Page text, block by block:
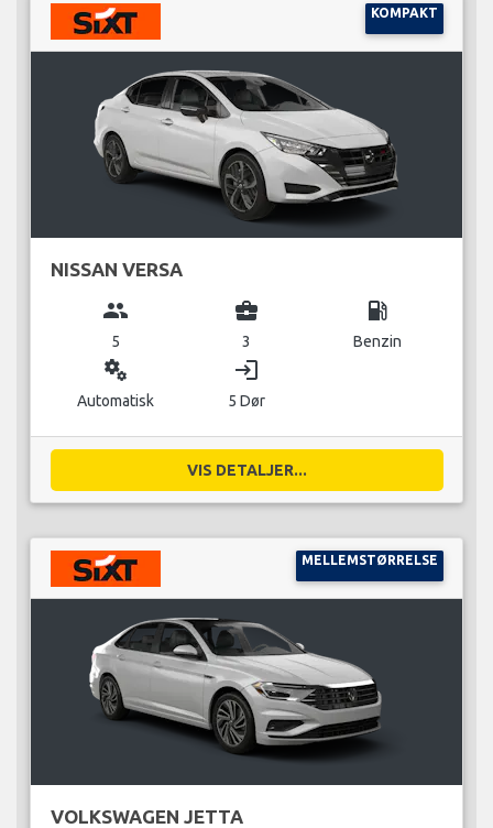
KOMPAKT
NISSAN VERSA
group
5
business_center
3
local_gas_station
Benzin
miscellaneous_services
Automatisk
login
5 Dør
VIS DETALJER...
MELLEMSTØRRELSE
VOLKSWAGEN JETTA